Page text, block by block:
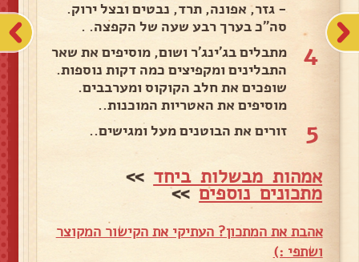
- גזר, אפונה, תרד, נבטים ובצל ירוק.
סה"כ בערך רבע שעה של הקפצה. .
4
מתבלים בג'ינג'ר ושום, מוסיפים את שאר
התבלינים ומקפיצים כמה דקות נוספות.
שופכים את חלב הקוקוס ומערבבים.
מוסיפים את האטריות המוכנות..
5 זורים את הבוטנים מעל ומגישים..
אמהות מבשלות ביחד >>
מתכונים נוספים>>
אהבת את המתכון? העתיקי את הקישור המקוצר
ושתפי :)